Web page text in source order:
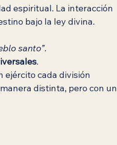
espiritual. La interacción
bajo la ley divina.
santo”.
.
ejército cada división
distinta, pero con un